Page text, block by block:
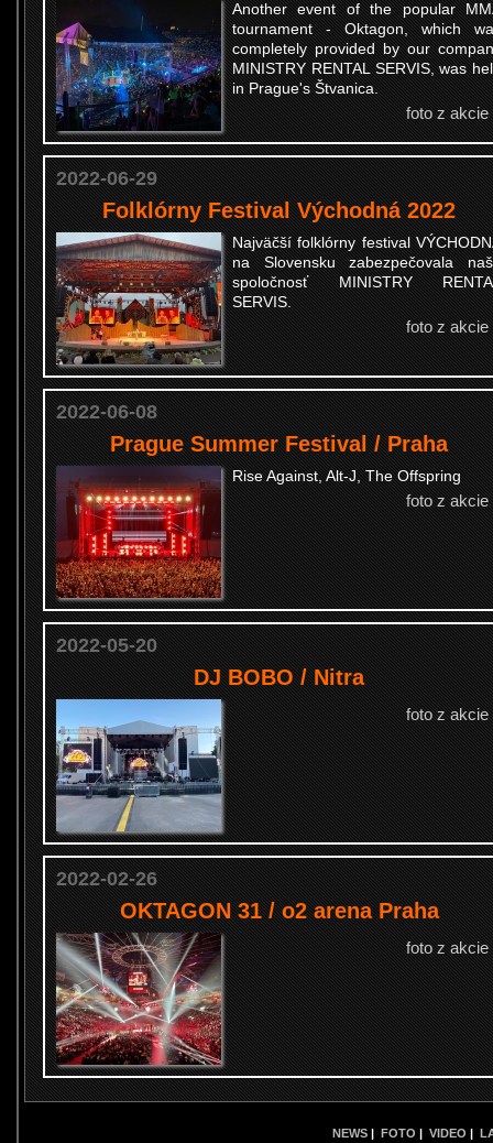
Another event of the popular
tournament - Oktagon, which
completely provided by our
MINISTRY RENTAL SERVIS, was
in Prague's Štvanica.
foto z akcie
2022-06-29
Folklórny Festival Východná 2022
Najväčší folklórny festival
na Slovensku zabezpečovala
spoločnosť MINISTRY
SERVIS.
foto z akcie
2022-06-08
Prague Summer Festival / Praha
Rise Against, Alt-J, The Offspring
foto z akcie
2022-05-20
DJ BOBO / Nitra
foto z akcie
2022-02-26
OKTAGON 31 / o2 arena Praha
foto z akcie
NEWS | FOTO | VIDEO |